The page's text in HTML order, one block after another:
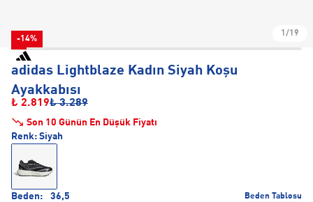
-14%
1/19
adidas Lightblaze Kadın Siyah Koşu
Ayakkabısı
₺ 2.819₺ 3.289
Son 10 Günün En Düşük Fiyatı
Beden: 36,5 Beden Tablosu
Renk: Siyah